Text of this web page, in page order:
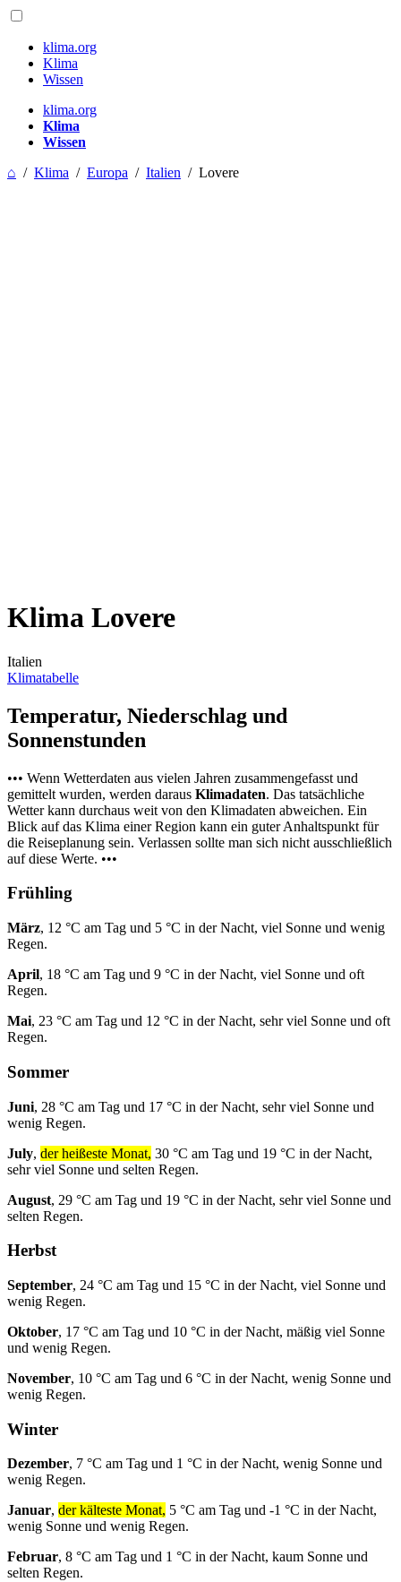
klima.org
Klima
Wissen
klima.org
Klima
Wissen
⌂ / Klima / Europa / Italien / Lovere
Klima Lovere
Italien
Klimatabelle
Temperatur, Niederschlag und
Sonnenstunden
••• Wenn Wetterdaten aus vielen Jahren zusammengefasst und
gemittelt wurden, werden daraus Klimadaten. Das tatsächliche
Wetter kann durchaus weit von den Klimadaten abweichen. Ein
Blick auf das Klima einer Region kann ein guter Anhaltspunkt für
die Reiseplanung sein. Verlassen sollte man sich nicht ausschließlich
auf diese Werte. •••
Frühling
März, 12 °C am Tag und 5 °C in der Nacht, viel Sonne und wenig
Regen.
April, 18 °C am Tag und 9 °C in der Nacht, viel Sonne und oft
Regen.
Mai, 23 °C am Tag und 12 °C in der Nacht, sehr viel Sonne und oft
Regen.
Sommer
Juni, 28 °C am Tag und 17 °C in der Nacht, sehr viel Sonne und
wenig Regen.
July, der heißeste Monat, 30 °C am Tag und 19 °C in der Nacht,
sehr viel Sonne und selten Regen.
August, 29 °C am Tag und 19 °C in der Nacht, sehr viel Sonne und
selten Regen.
Herbst
September, 24 °C am Tag und 15 °C in der Nacht, viel Sonne und
wenig Regen.
Oktober, 17 °C am Tag und 10 °C in der Nacht, mäßig viel Sonne
und wenig Regen.
November, 10 °C am Tag und 6 °C in der Nacht, wenig Sonne und
wenig Regen.
Winter
Dezember, 7 °C am Tag und 1 °C in der Nacht, wenig Sonne und
wenig Regen.
Januar, der kälteste Monat, 5 °C am Tag und -1 °C in der Nacht,
wenig Sonne und wenig Regen.
Februar, 8 °C am Tag und 1 °C in der Nacht, kaum Sonne und
selten Regen.